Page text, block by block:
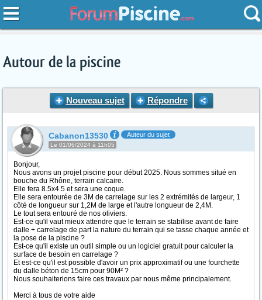
Autour de la piscine
Nouveau sujet Répondre
Cabanon13530 Auteur du sujet
Le 01/06/2024 à 11h05
Bonjour,
Nous avons un projet piscine pour début 2025. Nous sommes situé en
bouche du Rhône, terrain calcaire.
Elle fera 8.5x4.5 et sera une coque.
Elle sera entourée de 3M de carrelage sur les 2 extrémités de largeur, 1
côté de longueur sur 1,2M de large et l'autre longueur de 2,4M.
Le tout sera entouré de nos oliviers.
Est-ce qu'il vaut mieux attendre que le terrain se stabilise avant de faire
dalle + carrelage de part la nature du terrain qui se tasse chaque année et
la pose de la piscine ?
Est-ce qu'il existe un outil simple ou un logiciel gratuit pour calculer la
surface de besoin en carrelage ?
Et est-ce qu'il est possible d'avoir un prix approximatif ou une fourchette
du dalle béton de 15cm pour 90M² ?
Nous souhaiterions faire ces travaux par nous même principalement.
Merci à tous de votre aide